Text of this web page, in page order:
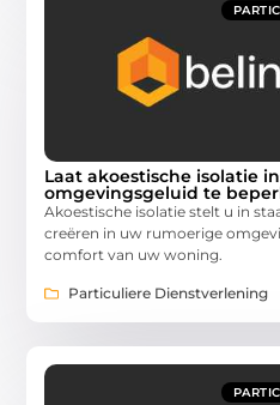
Laat akoestische isolatie
omgevingsgeluid te
Akoestische isolatie stelt u in
creëren in uw rumoerige
comfort van uw woning.
Particuliere Dienstverlening